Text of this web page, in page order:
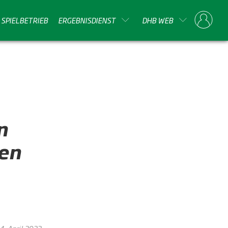
SPIELBETRIEB ERGEBNISDIENST DHB WEB